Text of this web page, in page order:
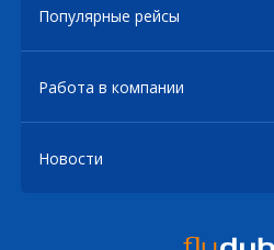
Популярные рейсы
Работа в компании
Новости